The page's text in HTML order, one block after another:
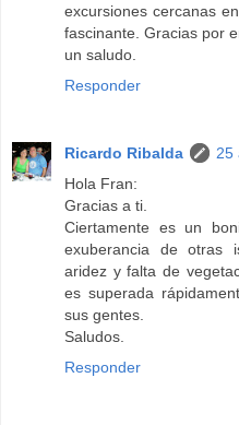
excursiones cercanas
fascinante. Gracias por
un saludo.
Responder
Ricardo Ribalda
25
Hola Fran:
Gracias a ti.
Ciertamente es un
exuberancia de otras
aridez y falta de
es superada
sus gentes.
Saludos.
Responder